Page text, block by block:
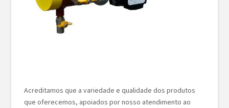
Acreditamos que a variedade e qualidade dos produtos
que oferecemos, apoiados por nosso atendimento ao